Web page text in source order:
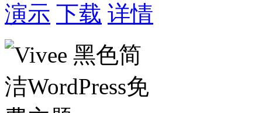
演示 下载 详情